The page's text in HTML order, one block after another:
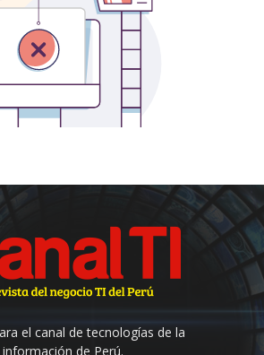
el canal de tecnologías de la
información de Perú.